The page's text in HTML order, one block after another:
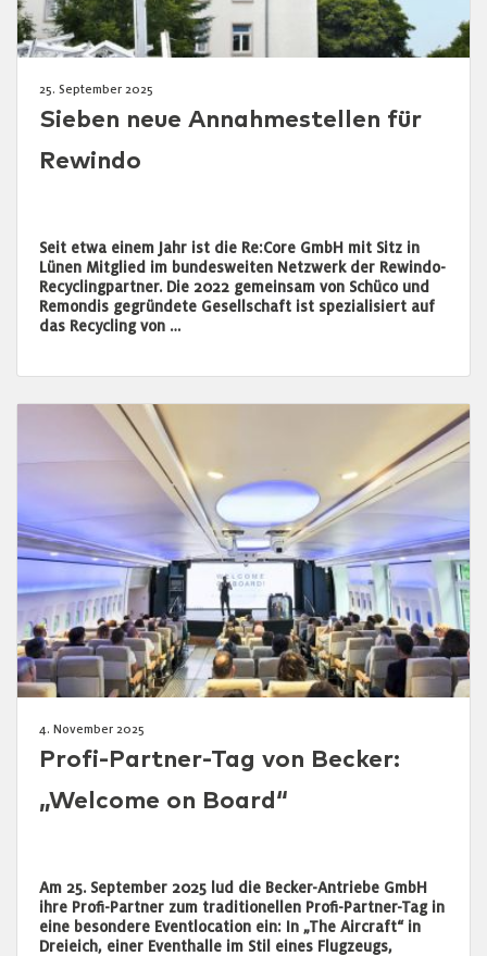
25. September 2025
Sieben neue Annahmestellen für
Rewindo
Seit etwa einem Jahr ist die Re:Core GmbH mit Sitz in
Lünen Mitglied im bundesweiten Netzwerk der Rewindo-
Recyclingpartner. Die 2022 gemeinsam von Schüco und
Remondis gegründete Gesellschaft ist spezialisiert auf
das Recycling von …
4. November 2025
Profi-Partner-Tag von Becker:
„Welcome on Board“
Am 25. September 2025 lud die Becker-Antriebe GmbH
ihre Profi-Partner zum traditionellen Profi-Partner-Tag in
eine besondere Eventlocation ein: In „The Aircraft“ in
Dreieich, einer Eventhalle im Stil eines Flugzeugs,